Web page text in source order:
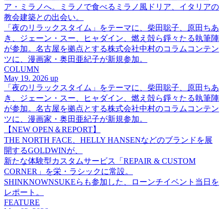
ア・ミラノへ。ミラノで食べるミラノ風ドリア、イタリアの
教会建築との出会い。
「夜のリラックスタイム」をテーマに、柴田聡子、原田ちあ
き、ジェーン・スー、ヒャダイン、燃え殻ら錚々たる執筆陣
が参加。名古屋を拠点とする株式会社中村のコラムコンテン
ツに、漫画家・奥田亜紀子が新規参加。
COLUMN
May 19. 2026 up
「夜のリラックスタイム」をテーマに、柴田聡子、原田ちあ
き、ジェーン・スー、ヒャダイン、燃え殻ら錚々たる執筆陣
が参加。名古屋を拠点とする株式会社中村のコラムコンテン
ツに、漫画家・奥田亜紀子が新規参加。
【NEW OPEN＆REPORT】
THE NORTH FACE、HELLY HANSENなどのブランドを展
開するGOLDWINが、
新たな体験型カスタムサービス「REPAIR & CUSTOM
CORNER」を栄・ラシックに常設。
SHINKNOWNSUKEらも参加した、ローンチイベント当日を
レポート。
FEATURE